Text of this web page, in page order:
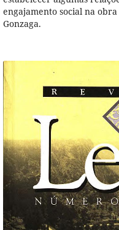
engajamento social na
Gonzaga.